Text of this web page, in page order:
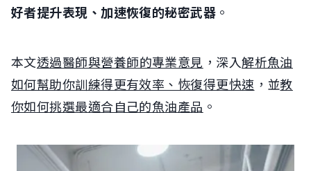
好者提升表現、加速恢復的秘密武器 。
本文透過醫師與營養師的專業意見 ，深入解析魚油
如何幫助你訓練得更有效率、恢復得更快速 ，並教
你如何挑選最適合自己的魚油產品 。